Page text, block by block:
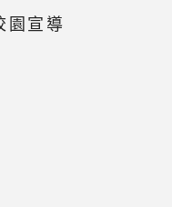
園宣導